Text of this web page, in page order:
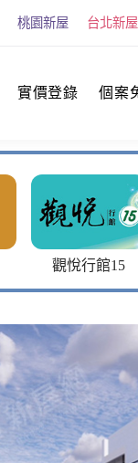
桃園新屋 台北新屋
實價登錄 個案
觀悅行館15